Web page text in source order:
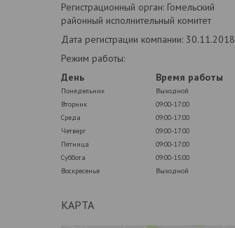
Регистрационный орган: Гомельский
районный исполнительный комитет
Дата регистрации компании: 30.11.2018
Режим работы:
День
Время работы
Понедельник
Выходной
Вторник
09:00-17:00
Среда
09:00-17:00
Четверг
09:00-17:00
Пятница
09:00-17:00
Суббота
09:00-15:00
Воскресенье
Выходной
КАРТА